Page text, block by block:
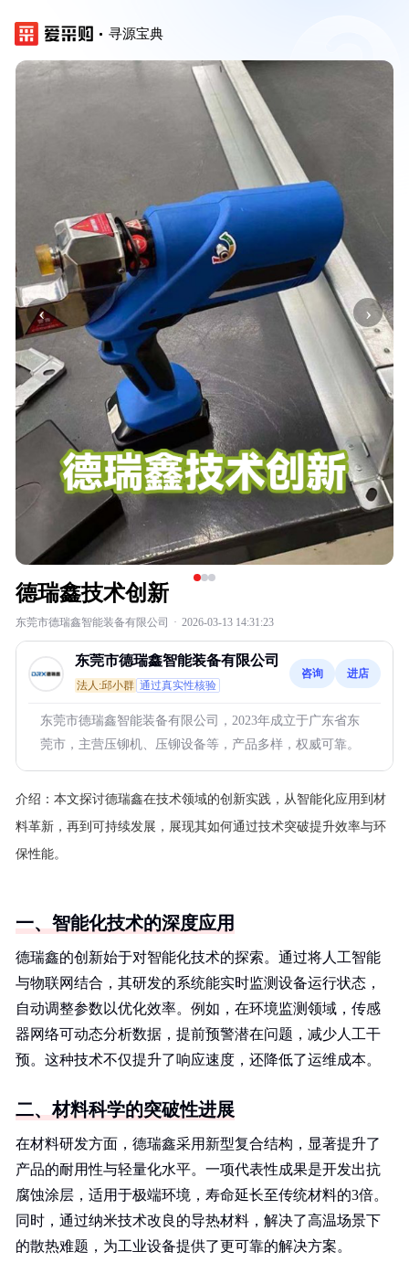
寻源宝典
‹ ›
德瑞鑫技术创新
东莞市德瑞鑫智能装备有限公司 · 2026-03-13 14:31:23
东莞市德瑞鑫智能装备有限公司
法人:邱小群 通过真实性核验
咨询 进店
东莞市德瑞鑫智能装备有限公司，2023年成立于广东省东
莞市，主营压铆机、压铆设备等，产品多样，权威可靠。
介绍： 本文探讨德瑞鑫在技术领域的创新实践，从智能化应用到材
料革新，再到可持续发展，展现其如何通过技术突破提升效率与环
保性能。
一、智能化技术的深度应用
德瑞鑫的创新始于对智能化技术的探索。通过将人工智能
与物联网结合，其研发的系统能实时监测设备运行状态，
自动调整参数以优化效率。例如，在环境监测领域，传感
器网络可动态分析数据，提前预警潜在问题，减少人工干
预。这种技术不仅提升了响应速度，还降低了运维成本。
二、材料科学的突破性进展
在材料研发方面，德瑞鑫采用新型复合结构，显著提升了
产品的耐用性与轻量化水平。一项代表性成果是开发出抗
腐蚀涂层，适用于极端环境，寿命延长至传统材料的3倍。
同时，通过纳米技术改良的导热材料，解决了高温场景下
的散热难题，为工业设备提供了更可靠的解决方案。